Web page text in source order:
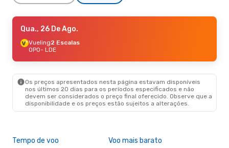
Seg., 24 De Ago.
Vueling2 Escalas
OPO- LDE
LDE- OPO
Dom., 6 De Set.- Sáb., 12 De Set.
Vueling3 Escalas
OPO
Qua., 26 De Ago.
Vueling2 Escalas
OPO- LDE
Os preços apresentados nesta página estavam disponíveis
nos últimos 20 dias para os períodos especificados e não
devem ser considerados o preço final oferecido. Observe que a
disponibilidade e os preços estão sujeitos a alterações.
Tempo de voo Voo mais barato